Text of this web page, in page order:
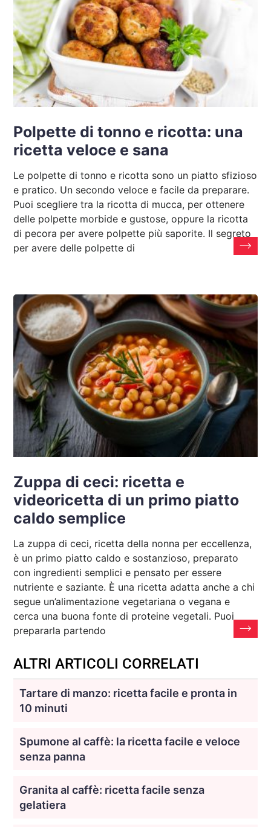
Polpette di tonno e ricotta: una
ricetta veloce e sana
Le polpette di tonno e ricotta sono un piatto sfizioso
e pratico. Un secondo veloce e facile da preparare.
Puoi scegliere tra la ricotta di mucca, per ottenere
delle polpette morbide e gustose, oppure la ricotta
di pecora per avere polpette più saporite. Il segreto
per avere delle polpette di
Zuppa di ceci: ricetta e
videoricetta di un primo piatto
caldo semplice
La zuppa di ceci, ricetta della nonna per eccellenza,
è un primo piatto caldo e sostanzioso, preparato
con ingredienti semplici e pensato per essere
nutriente e saziante. È una ricetta adatta anche a chi
segue un’alimentazione vegetariana o vegana e
cerca una buona fonte di proteine vegetali. Puoi
prepararla partendo
ALTRI ARTICOLI CORRELATI
Tartare di manzo: ricetta facile e pronta in
10 minuti
Spumone al caffè: la ricetta facile e veloce
senza panna
Granita al caffè: ricetta facile senza
gelatiera